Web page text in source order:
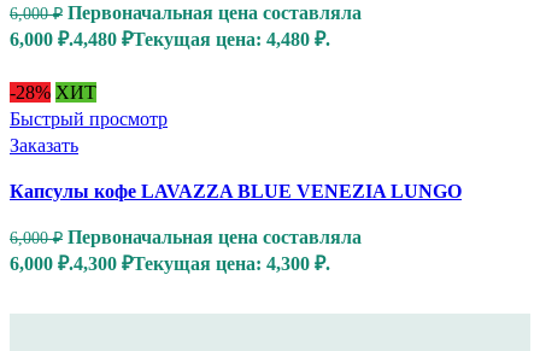
6,000₽ Первоначальная цена составляла
6,000 ₽.4,480 ₽Текущая цена: 4,480 ₽.
-28% ХИТ
Быстрый просмотр
Заказать
Капсулы кофе LAVAZZA BLUE VENEZIA LUNGO
6,000₽ Первоначальная цена составляла
6,000 ₽.4,300 ₽Текущая цена: 4,300 ₽.